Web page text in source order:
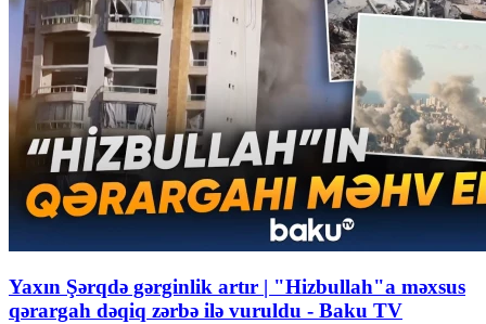
Yaxın Şərqdə gərginlik artır | "Hizbullah"a məxsus
qərargah dəqiq zərbə ilə vuruldu - Baku TV